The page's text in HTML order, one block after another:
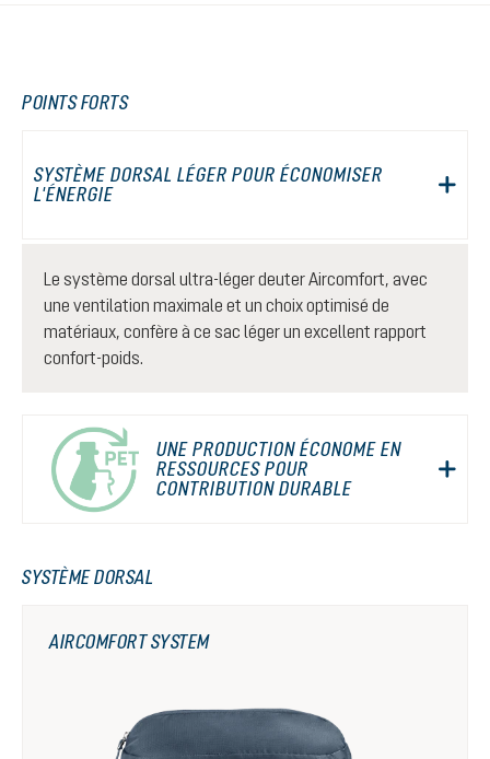
POINTS FORTS
SYSTÈME DORSAL LÉGER POUR ÉCONOMISER
L'ÉNERGIE
Le système dorsal ultra-léger deuter Aircomfort, avec
une ventilation maximale et un choix optimisé de
matériaux, confère à ce sac léger un excellent rapport
confort-poids.
UNE PRODUCTION ÉCONOME EN
RESSOURCES POUR
CONTRIBUTION DURABLE
SYSTÈME DORSAL
AIRCOMFORT SYSTEM